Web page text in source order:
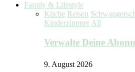
Family & Lifestyle
Küche Reisen
Kinderzimmer All
Verwalte Deine
9. August 2026